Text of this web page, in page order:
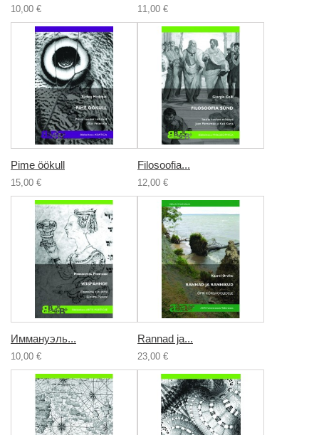
10,00 € 11,00 €
Pime öökull
15,00 €
Filosoofia...
12,00 €
Иммануэль...
10,00 €
Rannad ja...
23,00 €